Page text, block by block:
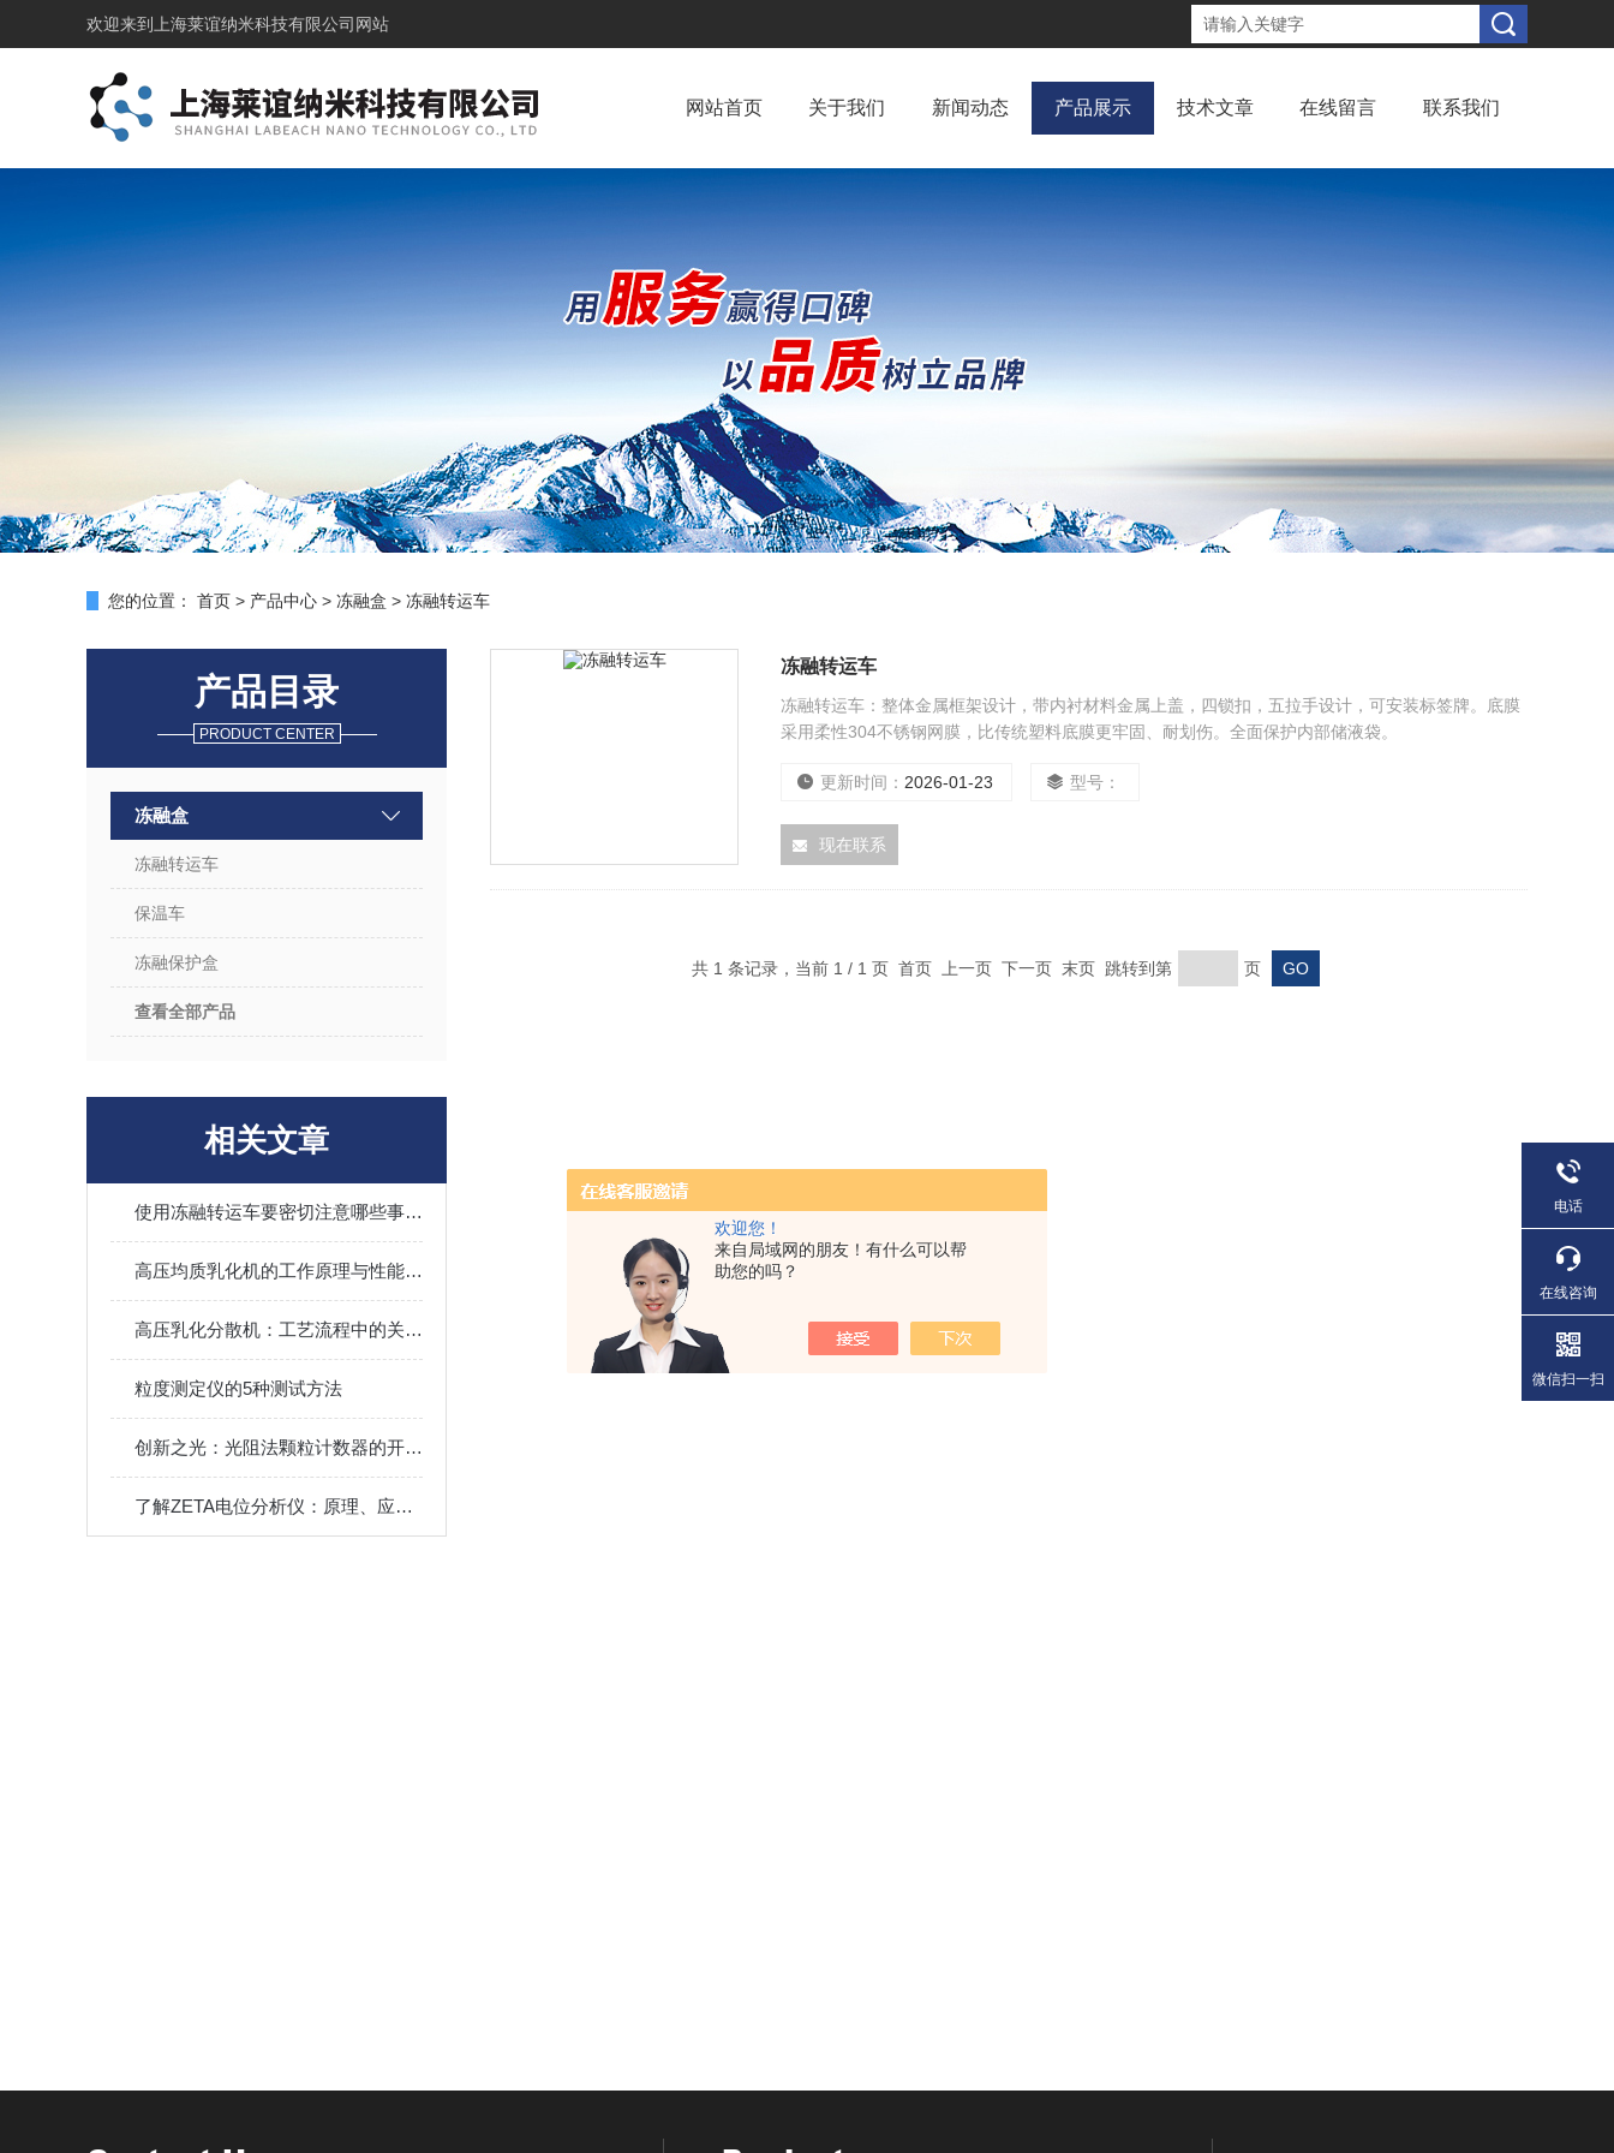
欢迎您！
来自局域网的朋友！有什么可以帮
助您的吗？
欢迎来到 上海莱谊纳米科技有限公司网站
网站首页 关于我们 新闻动态 产品展示 技术文章 在线留言 联系我们
您的位置： 首页 > 产品中心 > 冻融盒 > 冻融转运车
产品目录
PRODUCT CENTER
冻融盒
冻融转运车
保温车
冻融保护盒
查看全部产品
相关文章
使用冻融转运车要密切注意哪些事项呢？
高压均质乳化机的工作原理与性能优势解析
高压乳化分散机：工艺流程中的关键角色
粒度测定仪的5种测试方法
创新之光：光阻法颗粒计数器的开创性世界
了解ZETA电位分析仪：原理、应用和市场前景
冻融转运车
冻融转运车：整体金属框架设计，带内衬材料金属上盖，四锁扣，五拉手设计，可安装标签牌。底膜
采用柔性304不锈钢网膜，比传统塑料底膜更牢固、耐划伤。全面保护内部储液袋。
更新时间： 2026-01-23 型号：
现在联系
共 1 条记录，当前 1 / 1 页 首页 上一页 下一页 末页 跳转到第 页
电话
在线咨询
微信扫一扫